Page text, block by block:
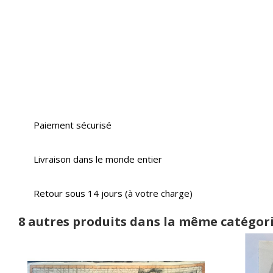
Paiement sécurisé
Livraison dans le monde entier
Retour sous 14 jours (à votre charge)
8 autres produits dans la même